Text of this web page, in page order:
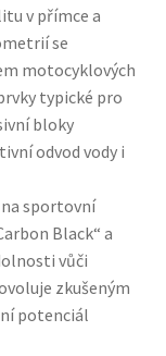
v přímce a
se
motocyklových
typické pro
bloky
odvod vody i
sportovní
Black“ a
vůči
zkušeným
potenciál